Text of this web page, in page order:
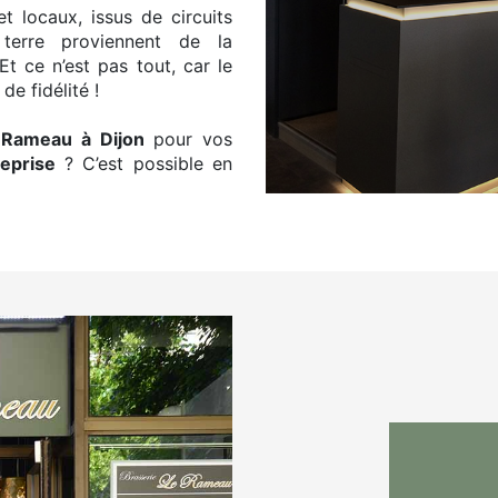
locaux, issus de circuits
proviennent de la
ce n’est pas tout, car le
fidélité !
à Dijon pour vos
? C’est possible en